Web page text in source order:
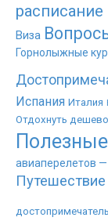
Виза
Горнолыжные
Испания Италия
Отдохнуть дешево
авиаперелетов